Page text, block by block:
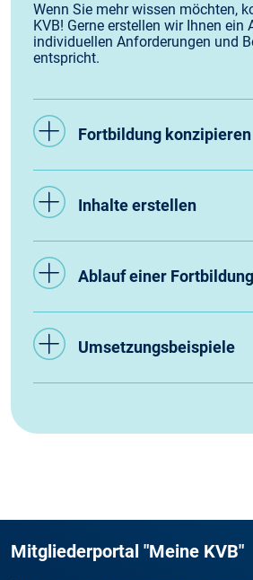
Wenn Sie mehr wissen möchten,
KVB! Gerne erstellen wir Ihnen ein
individuellen Anforderungen und
entspricht.
Fortbildung konzipieren
Inhalte erstellen
Ablauf einer Fortbildung
Umsetzungsbeispiele
Mitgliederportal "Meine KVB"